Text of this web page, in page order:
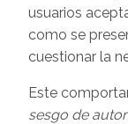
usuarios
como se
cuestionar la
Este
sesgo de